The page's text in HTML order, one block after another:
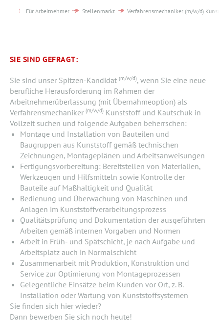
Für Arbeitnehmer Stellenmarkt Verfahrensmechaniker (m/w/d)
SIE SIND GEFRAGT:
Sie sind unser Spitzen-Kandidat (m/w/d), wenn Sie eine neue
berufliche Herausforderung im Rahmen der
Arbeitnehmerüberlassung (mit Übernahmeoption) als
Verfahrensmechaniker (m/w/d) Kunststoff und Kautschuk in
Vollzeit suchen und folgende Aufgaben beherrschen:
Montage und Installation von Bauteilen und
Baugruppen aus Kunststoff gemäß technischen
Zeichnungen, Montageplänen und Arbeitsanweisungen
Fertigungsvorbereitung: Bereitstellen von Materialien,
Werkzeugen und Hilfsmitteln sowie Kontrolle der
Bauteile auf Maßhaltigkeit und Qualität
Bedienung und Überwachung von Maschinen und
Anlagen im Kunststoffverarbeitungsprozess
Qualitätsprüfung und Dokumentation der ausgeführten
Arbeiten gemäß internen Vorgaben und Normen
Arbeit in Früh- und Spätschicht, je nach Aufgabe und
Arbeitsplatz auch in Normalschicht
Zusammenarbeit mit Produktion, Konstruktion und
Service zur Optimierung von Montageprozessen
Gelegentliche Einsätze beim Kunden vor Ort, z. B.
Installation oder Wartung von Kunststoffsystemen
Sie finden sich hier wieder?
Dann bewerben Sie sich noch heute!